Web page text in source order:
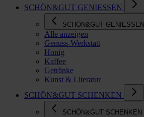
SCHÖN&GUT GENIESSEN
SCHÖN&GUT GENIESSEN
Alle anzeigen
Genuss-Werkstatt
Honig
Kaffee
Getränke
Kunst & Literatur
SCHÖN&GUT SCHENKEN
SCHÖN&GUT SCHENKEN